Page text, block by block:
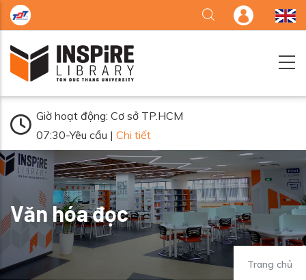
Nhảy đến nội dung
Giờ hoạt động: Cơ sở TP.HCM
07:30-Yêu cầu | Chi tiết
Văn hóa đọc
Trang chủ